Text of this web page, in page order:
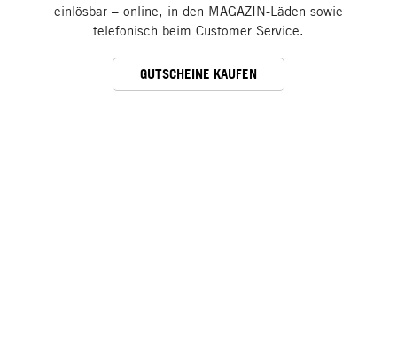
einlösbar – online, in den MAGAZIN-Läden sowie
telefonisch beim Customer Service.
GUTSCHEINE KAUFEN